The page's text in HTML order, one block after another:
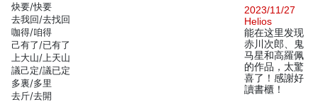
炔要/快要
去我回/去找回
咖得/咱得
己有了/已有了
上大山/上天山
議己定/議已定
多裏/多里
去斤/去開
2023/11/27
Helios
能在这里发现
赤川次郎、鬼
马星和高羅佩
的作品，太驚
喜了！感謝好
讀書櫃！